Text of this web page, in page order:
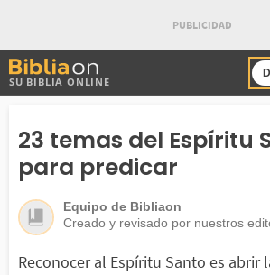
SU BIBLIA ONLINE
Buscar
en
23 temas del Espíritu
para predicar
Equipo de Bibliaon
Creado y revisado por nuestros
Reconocer al Espíritu Santo es abrir